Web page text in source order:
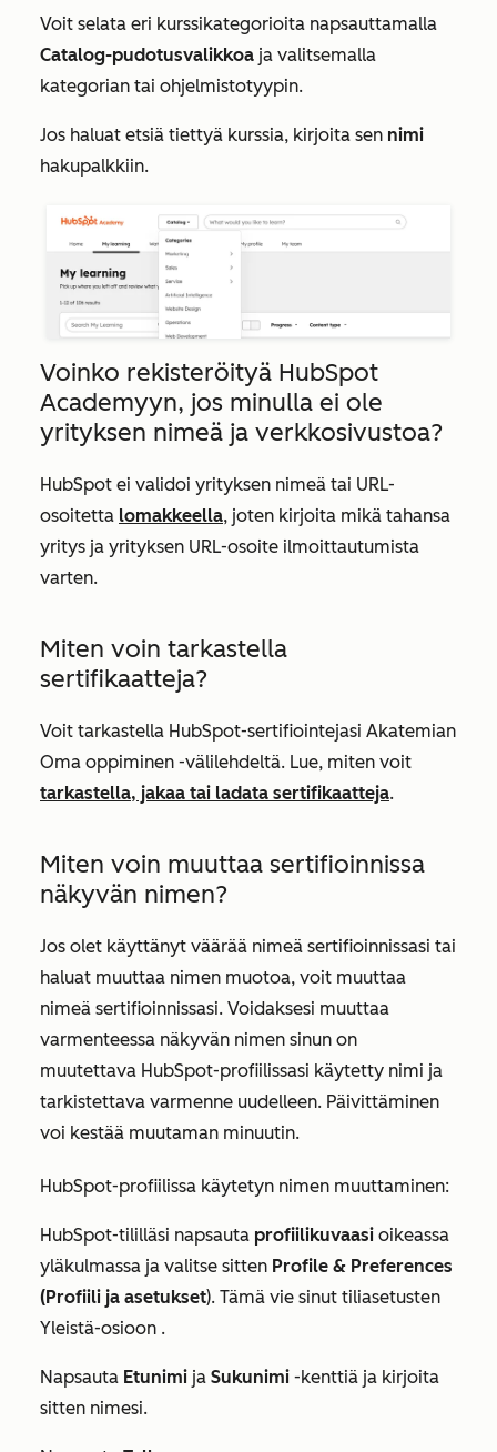
Voit selata eri kurssikategorioita napsauttamalla
Catalog-pudotusvalikkoa ja valitsemalla
kategorian tai ohjelmistotyypin.
Jos haluat etsiä tiettyä kurssia, kirjoita sen nimi
hakupalkkiin.
Voinko rekisteröityä HubSpot
Academyyn, jos minulla ei ole
yrityksen nimeä ja verkkosivustoa?
HubSpot ei validoi yrityksen nimeä tai URL-
osoitetta lomakkeella, joten kirjoita mikä tahansa
yritys ja yrityksen URL-osoite ilmoittautumista
varten.
Miten voin tarkastella
sertifikaatteja?
Voit tarkastella HubSpot-sertifiointejasi Akatemian
Oma oppiminen -välilehdeltä. Lue, miten voit
tarkastella, jakaa tai ladata sertifikaatteja.
Miten voin muuttaa sertifioinnissa
näkyvän nimen?
Jos olet käyttänyt väärää nimeä sertifioinnissasi tai
haluat muuttaa nimen muotoa, voit muuttaa
nimeä sertifioinnissasi. Voidaksesi muuttaa
varmenteessa näkyvän nimen sinun on
muutettava HubSpot-profiilissasi käytetty nimi ja
tarkistettava varmenne uudelleen. Päivittäminen
voi kestää muutaman minuutin.
HubSpot-profiilissa käytetyn nimen muuttaminen:
HubSpot-tililläsi napsauta profiilikuvaasi oikeassa
yläkulmassa ja valitse sitten Profile & Preferences
(Profiili ja asetukset). Tämä vie sinut tiliasetusten
Yleistä-osioon .
Napsauta Etunimi ja Sukunimi -kenttiä ja kirjoita
sitten nimesi.